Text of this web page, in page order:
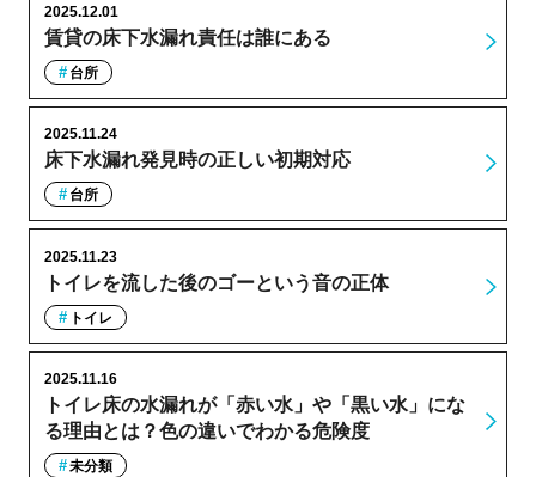
賃貸の床下水漏れ責任は誰にある
2025.12.01
台所
床下水漏れ発見時の正しい初期対応
2025.11.24
台所
トイレを流した後のゴーという音の正体
2025.11.23
トイレ
トイレ床の水漏れが「赤い水」や「黒い水」にな
る理由とは？色の違いでわかる危険度
2025.11.16
未分類